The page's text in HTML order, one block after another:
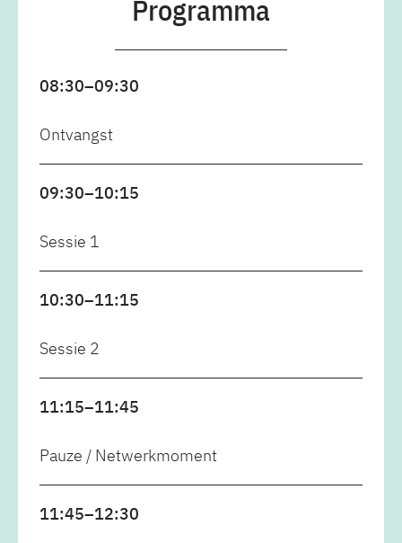
Programma
08:30–09:30
Ontvangst
09:30–10:15
Sessie 1
10:30–11:15
Sessie 2
11:15–11:45
Pauze / Netwerkmoment
11:45–12:30